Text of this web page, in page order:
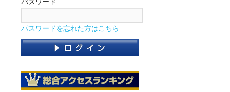
パスワード
パスワードを忘れた方はこちら